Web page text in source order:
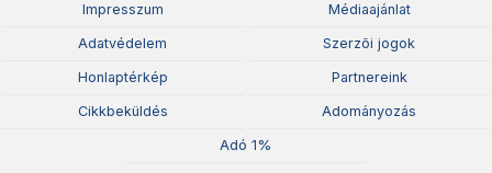
Impresszum Médiaajánlat
Adatvédelem Szerzõi jogok
Honlaptérkép Partnereink
Cikkbeküldés Adományozás
Adó 1%